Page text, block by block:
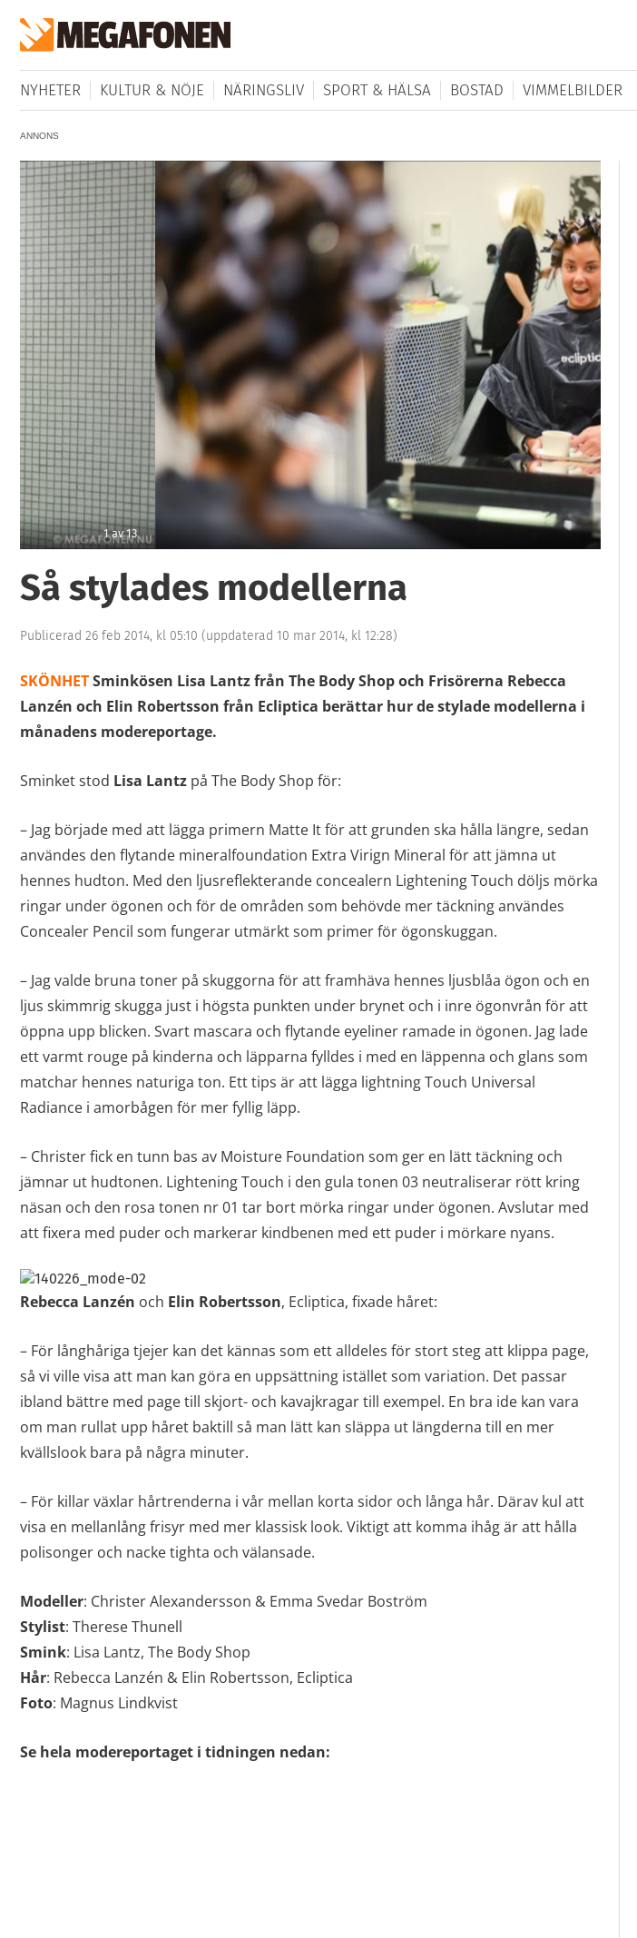
NYHETER KULTUR & NÖJE NÄRINGSLIV SPORT & HÄLSA BOSTAD VIMMELBILDER
ANNONS
av13
Så stylades modellerna
Publicerad 26 feb 2014, kl 05:10 (uppdaterad 10 mar 2014, kl 12:28)
SKÖNHET Sminkösen Lisa Lantz från The Body Shop och Frisörerna Rebecca
Lanzén och Elin Robertsson från Ecliptica berättar hur de stylade modellerna i
månadens modereportage.
Sminket stod Lisa Lantzpå The Body Shop för:
– Jag började med att lägga primern Matte It för att grunden ska hålla längre, sedan
användes den flytande mineralfoundation Extra Virign Mineral för att jämna ut
hennes hudton. Med den ljusreflekterande concealern Lightening Touch döljs mörka
ringar under ögonen och för de områden som behövde mer täckning användes
Concealer Pencil som fungerar utmärkt som primer för ögonskuggan.
– Jag valde bruna toner på skuggorna för att framhäva hennes ljusblåa ögon och en
ljus skimmrig skugga just i högsta punkten under brynet och i inre ögonvrån för att
öppna upp blicken. Svart mascara och flytande eyeliner ramade in ögonen. Jag lade
ett varmt rouge på kinderna och läpparna fylldes i med en läppenna och glans som
matchar hennes naturiga ton. Ett tips är att lägga lightning Touch Universal
Radiance i amorbågen för mer fyllig läpp.
– Christer fick en tunn bas av Moisture Foundation som ger en lätt täckning och
jämnar ut hudtonen. Lightening Touch i den gula tonen 03 neutraliserar rött kring
näsan och den rosa tonen nr 01 tar bort mörka ringar under ögonen. Avslutar med
att fixera med puder och markerar kindbenen med ett puder i mörkare nyans.
Rebecca Lanzén och Elin Robertsson, Ecliptica, fixade håret:
– För långhåriga tjejer kan det kännas som ett alldeles för stort steg att klippa page,
så vi ville visa att man kan göra en uppsättning istället som variation. Det passar
ibland bättre med page till skjort- och kavajkragar till exempel. En bra ide kan vara
om man rullat upp håret baktill så man lätt kan släppa ut längderna till en mer
kvällslook bara på några minuter.
– För killar växlar hårtrenderna i vår mellan korta sidor och långa hår. Därav kul att
visa en mellanlång frisyr med mer klassisk look. Viktigt att komma ihåg är att hålla
polisonger och nacke tighta och välansade.
Modeller: Christer Alexandersson & Emma Svedar Boström
Stylist: Therese Thunell
Smink: Lisa Lantz, The Body Shop
Hår: Rebecca Lanzén & Elin Robertsson, Ecliptica
Foto: Magnus Lindkvist
Se hela modereportaget i tidningen nedan: